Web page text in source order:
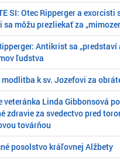
SI: Otec Ripperger a exorcisti
sa môžu prezliekať za
Antikrist sa „predstaví
ľudstva
modlitba k sv. Jozefovi za
veteránka Linda Gibbonsová
zdravie za svedectvo pred
továrňou
posolstvo kráľovnej Alžbety